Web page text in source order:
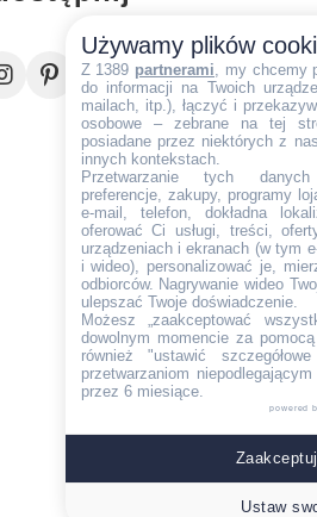
Używamy plików
Z 1389 partnerami , my chcemy
do informacji na Twoich
mailach, itp.), łączyć i
osobowe – zebrane na tej
posiadane przez niektórych z
innych kontekstach.
Przetwarzanie tych danych
preferencje, zakupy, programy
e-mail, telefon, dokładna
oferować Ci usługi, treści,
urządzeniach i ekranach (w tym
i wideo), personalizować je,
odbiorców. Nagrywanie wideo
ulepszać Twoje doświadczenie.
Możesz „zaakceptować
dowolnym momencie za
również "ustawić
przetwarzaniom
przez 6 miesiące.
powered
Ustaw